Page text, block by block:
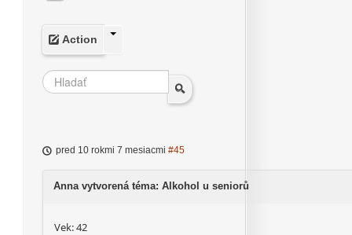
Action
pred 10 rokmi 7 mesiacmi #45
Anna vytvorená téma: Alkohol u seniorů
Vek: 42